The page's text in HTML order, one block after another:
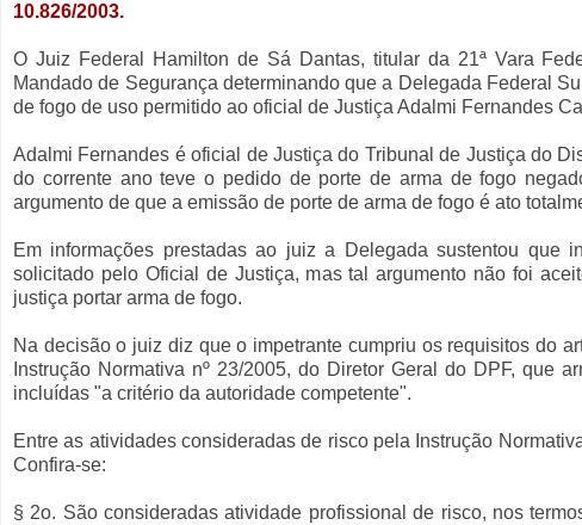
10.826/2003.
O Juiz Federal Hamilton de Sá Dantas, titular da 21ª Vara
Mandado de Segurança determinando que a Delegada Federal
de fogo de uso permitido ao oficial de Justiça Adalmi Fernandes
Adalmi Fernandes é oficial de Justiça do Tribunal de Justiça do
do corrente ano teve o pedido de porte de arma de fogo
argumento de que a emissão de porte de arma de fogo é ato
Em informações prestadas ao juiz a Delegada sustentou
solicitado pelo Oficial de Justiça, mas tal argumento não foi
justiça portar arma de fogo.
Na decisão o juiz diz que o impetrante cumpriu os requisitos do
Instrução Normativa nº 23/2005, do Diretor Geral do DPF, que
incluídas "a critério da autoridade competente".
Entre as atividades consideradas de risco pela Instrução
Confira-se:
§ 2o. São consideradas atividade profissional de risco, nos